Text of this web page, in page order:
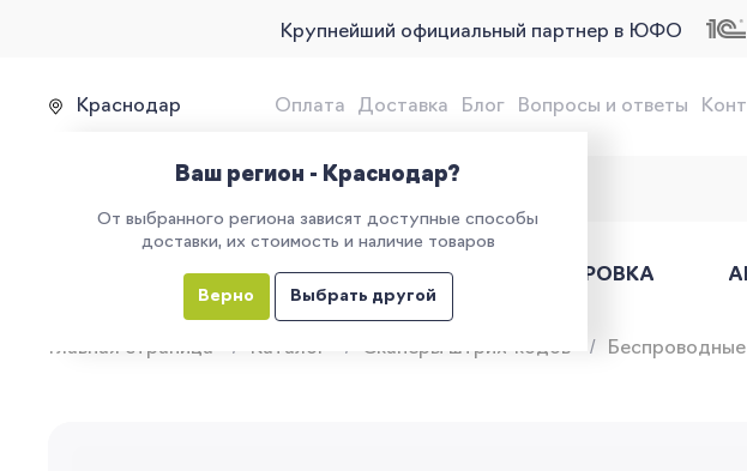
Крупнейший официальный партнер в ЮФО
Краснодар Оплата Доставка Блог Вопросы и ответы
Продажа, подключение и обслуживание онлайн-
УСЛУГИ ЕГАИС МАРКИРОВКА
Главная страница Каталог Сканеры штрих-кодов
Ваш регион - Краснодар?
От выбранного региона зависят доступные способы
доставки, их стоимость и наличие товаров
Верно Выбрать другой